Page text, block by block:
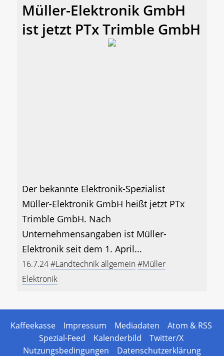
Müller-Elektronik GmbH
ist jetzt PTx Trimble GmbH
Der bekannte Elektronik-Spezialist
Müller-Elektronik GmbH heißt jetzt PTx
Trimble GmbH. Nach
Unternehmensangaben ist Müller-
Elektronik seit dem 1. April...
16.7.24#Landtechnik allgemein#Müller
Elektronik
Kaffeekasse Impressum Mediadaten
Atom & RSS
Spezial-Feed
Kalenderbild
Twitter/X
Nutzungsbedingungen
Datenschutzerklärung